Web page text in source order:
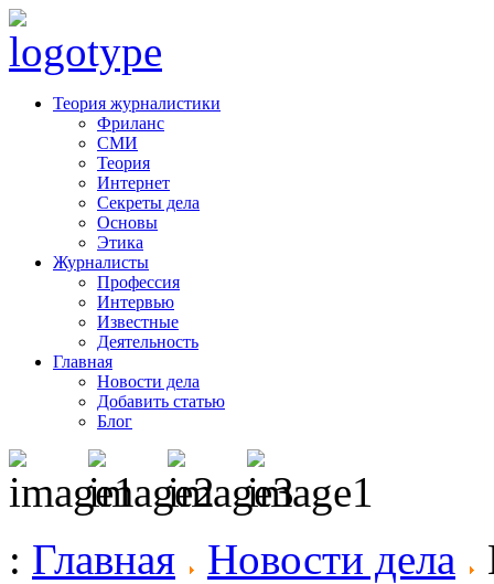
Теория журналистики
Фриланс
СМИ
Теория
Интернет
Секреты дела
Основы
Этика
Журналисты
Профессия
Интервью
Известные
Деятельность
Главная
Новости дела
Добавить статью
Блог
: Главная Новости дела